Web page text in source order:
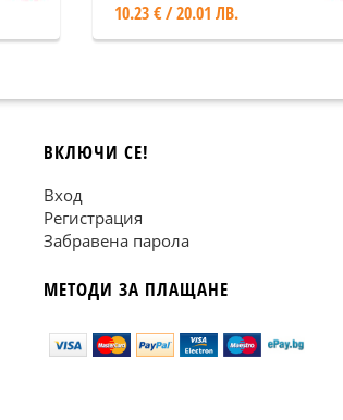
10.23 € / 20.01 ЛВ.
ВКЛЮЧИ СЕ!
Вход
Регистрация
Забравена парола
МЕТОДИ ЗА ПЛАЩАНЕ